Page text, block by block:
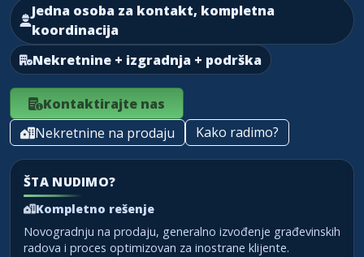
Jedna osoba za kontakt, kompletna
koordinacija
Nekretnine + izgradnja + podrška
Kontaktirajte nas
Nekretnine na prodaju
Kako radimo?
ŠTA NUDIMO?
Kompletno rešenje
Novogradnju na prodaju, generalno izvođenje građevinskih
radova i proces optimizovan za inostrane klijente.